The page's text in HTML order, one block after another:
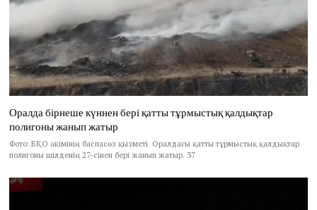
Оралда бірнеше күннен бері қатты тұрмыстық қалдықтар
полигоны жанып жатыр
Фото: БҚО әкімінің баспасөз қызметі Оралдағы қатты тұрмыстық қалдықтар
полигоны шілденің 27-сінен бері жанып жатыр. 37